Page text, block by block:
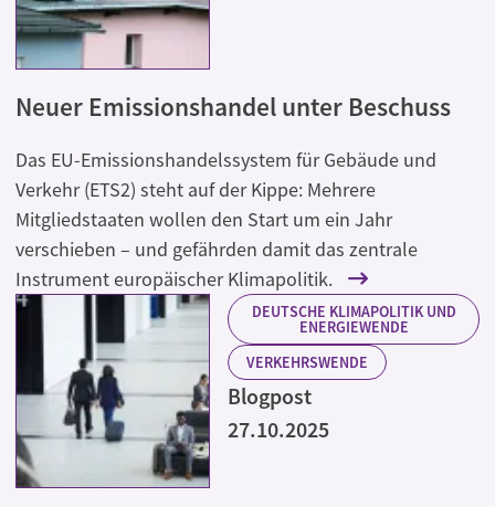
Neuer Emissionshandel unter Beschuss
Das EU-Emissionshandelssystem für Gebäude und
Verkehr (ETS2) steht auf der Kippe: Mehrere
Mitgliedstaaten wollen den Start um ein Jahr
verschieben – und gefährden damit das zentrale
Instrument europäischer Klimapolitik.
DEUTSCHE KLIMAPOLITIK UND
ENERGIEWENDE
VERKEHRSWENDE
Blogpost
27.10.2025